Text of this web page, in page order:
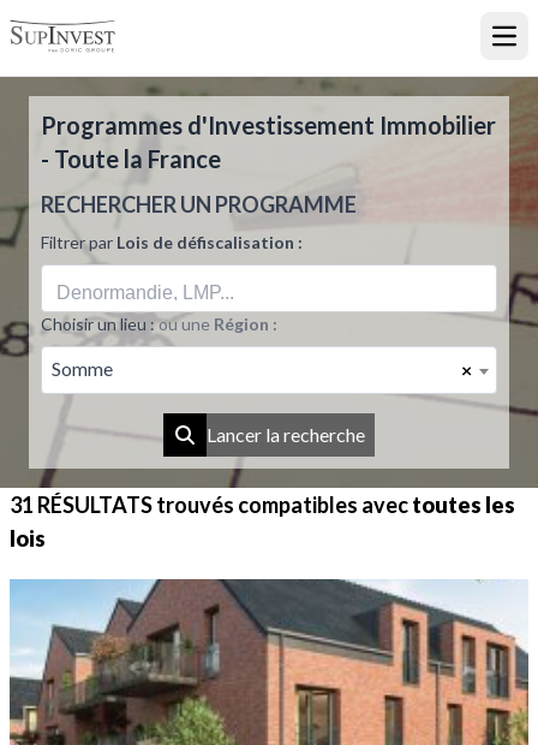
Programmes d'Investissement Immobilier
- Toute la France
RECHERCHER UN PROGRAMME
Filtrer par Lois de défiscalisation :
Choisir un lieu :ou une Région :
×
Somme
Lancer la recherche
31 RÉSULTATStrouvés compatibles avectoutes les
lois